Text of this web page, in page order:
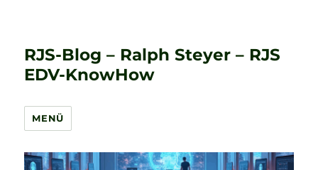
RJS-Blog – Ralph Steyer – RJS
EDV-KnowHow
MENÜ